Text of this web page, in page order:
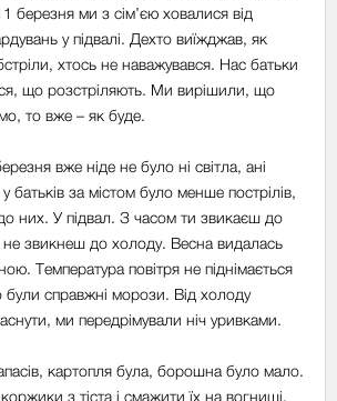
березня ми з сім’єю ховалися від
у підвалі. Дехто виїжджав, як
хтось не наважувався. Нас батьки
що розстріляють. Ми вирішили, що
то вже – як буде.
вже ніде не було ні світла, ані
батьків за містом було менше пострілів,
них. У підвал. З часом ти звикаєш до
не звикнеш до холоду. Весна видалась
Температура повітря не піднімається
справжні морози. Від холоду
ми передрімували ніч уривками.
картопля була, борошна було мало.
з тіста і смажити їх на вогнищі,